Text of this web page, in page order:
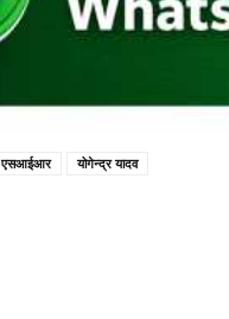
एसआईआर योगेन्द्र यादव